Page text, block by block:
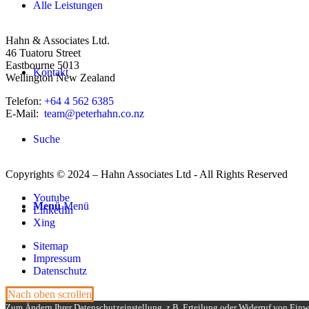
Alle Leistungen
Kontakt
Suche
Menü Menü
Hahn & Associates Ltd.
46 Tuatoru Street
Eastbourne 5013
Wellington New Zealand
Telefon: +64 4 562 6385
E-Mail: team@peterhahn.co.nz
Copyrights © 2024 – Hahn Associates Ltd - All Rights Reserved
Youtube
LinkedIn
Xing
Sitemap
Impressum
Datenschutz
Nach oben scrollen